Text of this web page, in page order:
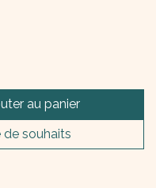
au panier
de souhaits